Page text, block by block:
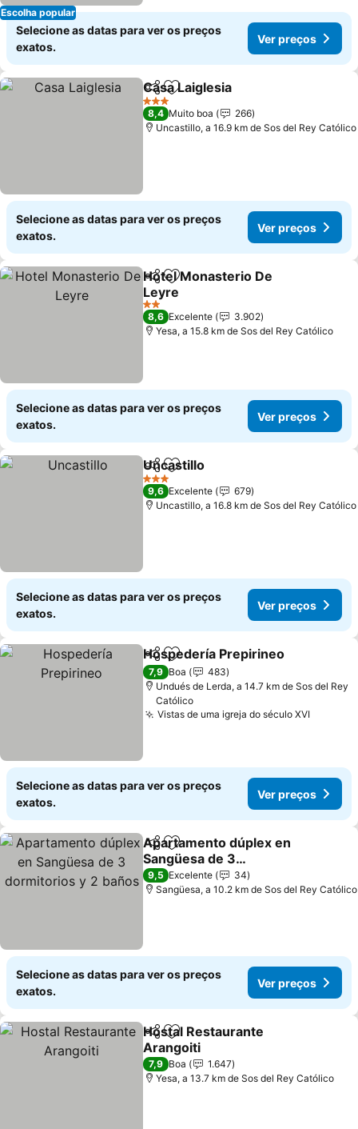
Escolha popular
Selecione as datas para ver os preços
exatos.
Ver preços
PartilharAdicionar aos favoritos
Casa Laiglesia
3 Estrelas
8,4 Muito boa
266
Uncastillo, a 16.9 km de Sos del Rey Católico
Selecione as datas para ver os preços
exatos.
Ver preços
PartilharAdicionar aos favoritos
Hotel Monasterio De
Leyre
2 Estrelas
8,6 Excelente
3.902
Yesa, a 15.8 km de Sos del Rey Católico
Selecione as datas para ver os preços
exatos.
Ver preços
PartilharAdicionar aos favoritos
Uncastillo
3 Estrelas
9,6 Excelente
679
Uncastillo, a 16.8 km de Sos del Rey Católico
Selecione as datas para ver os preços
exatos.
Ver preços
PartilharAdicionar aos favoritos
Hospedería Prepirineo
7,9 Boa
483
Undués de Lerda, a 14.7 km de Sos del Rey
Católico
Vistas de uma igreja do século XVI
Selecione as datas para ver os preços
exatos.
Ver preços
PartilharAdicionar aos favoritos
Apartamento dúplex en
Sangüesa de 3
dormitorios y 2 baños
9,5 Excelente
34
Sangüesa, a 10.2 km de Sos del Rey Católico
Selecione as datas para ver os preços
exatos.
Ver preços
PartilharAdicionar aos favoritos
Hostal Restaurante
Arangoiti
7,9 Boa
1.647
Yesa, a 13.7 km de Sos del Rey Católico